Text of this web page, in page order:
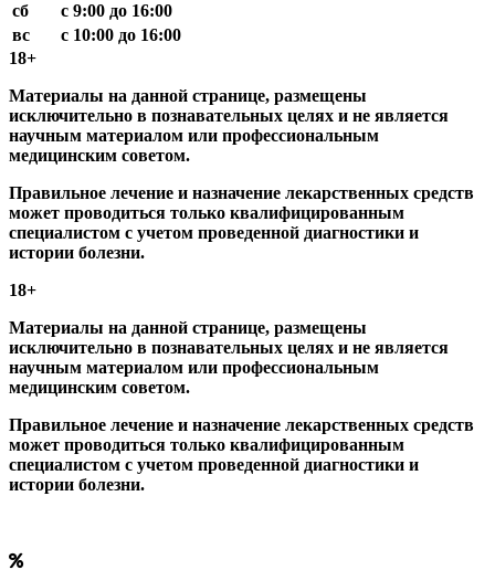
сб
с 9:00 до 16:00
вс
с 10:00 до 16:00
18+
Материалы на данной странице, размещены
исключительно в познавательных целях и не является
научным материалом или профессиональным
медицинским советом.
Правильное лечение и назначение лекарственных средств
может проводиться только квалифицированным
специалистом с учетом проведенной диагностики и
истории болезни.
18+
Материалы на данной странице, размещены
исключительно в познавательных целях и не является
научным материалом или профессиональным
медицинским советом.
Правильное лечение и назначение лекарственных средств
может проводиться только квалифицированным
специалистом с учетом проведенной диагностики и
истории болезни.